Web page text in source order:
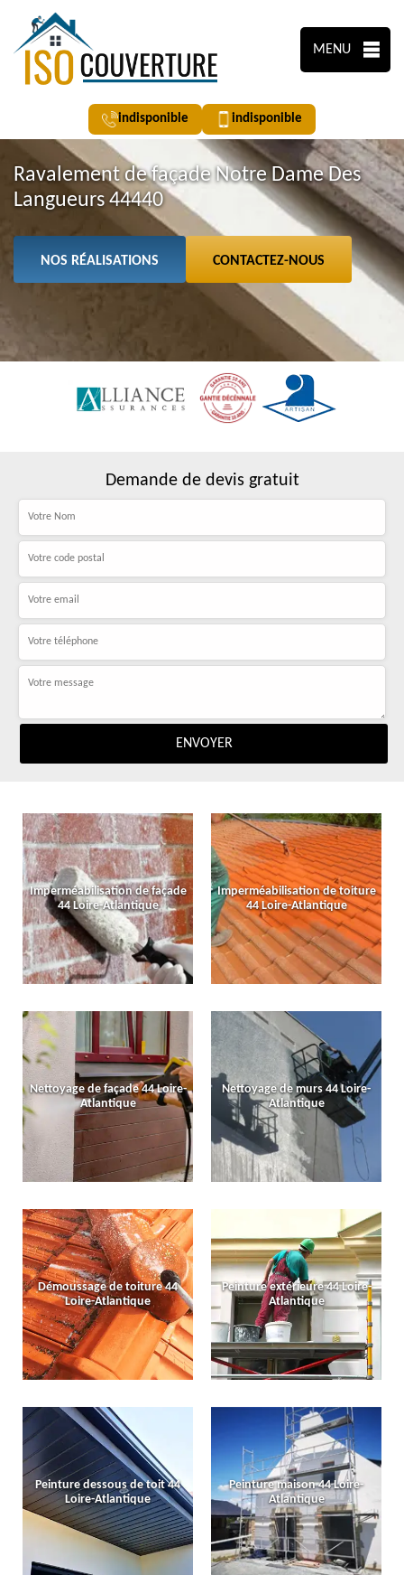
MENU
indisponible indisponible
Ravalement de façade Notre Dame Des
Langueurs 44440
NOS RÉALISATIONS CONTACTEZ-NOUS
Demande de devis gratuit
Imperméabilisation de façade
44 Loire-Atlantique
Imperméabilisation de toiture
44 Loire-Atlantique
Nettoyage de façade 44 Loire-
Atlantique
Nettoyage de murs 44 Loire-
Atlantique
Démoussage de toiture 44
Loire-Atlantique
Peinture extérieure 44 Loire-
Atlantique
Peinture dessous de toit 44
Loire-Atlantique
Peinture maison 44 Loire-
Atlantique